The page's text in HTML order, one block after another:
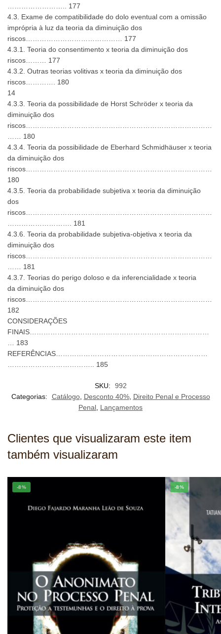
…………………….. 177
4.3. Exame de compatibilidade do dolo eventual com a omissão
imprópria à luz da teoria da diminuição dos
riscos…………………………………… 177
4.3.1. Teoria do consentimento x teoria da diminuição dos
riscos……… 177
4.3.2. Outras teorias volitivas x teoria da diminuição dos
riscos…………. 180
14
4.3.3. Teoria da possibilidade de Horst Schröder x teoria da
diminuição dos
riscos………………………………………………………………………
…… 180
4.3.4. Teoria da possibilidade de Eberhard Schmidhäuser x teoria
da diminuição dos
riscos………………………………………………………………………
180
4.3.5. Teoria da probabilidade subjetiva x teoria da diminuição
dos
riscos………………………………………………………………………
………………………. 181
4.3.6. Teoria da probabilidade subjetiva-objetiva x teoria da
diminuição dos
riscos………………………………………………………………………
…… 181
4.3.7. Teorias do perigo doloso e da inferencialidade x teoria
da diminuição dos
riscos………………………………………………………………………
182
CONSIDERAÇÕES
FINAIS……………………………………………………………………
… 183
REFERÊNCIAS…………………………………………………………
……………………………….. 185
SKU:
992
Categorias:
Catálogo, Desconto 40%, Direito Penal e Processo
Penal Lançamentos
Clientes que visualizaram este item
também visualizaram
-8% -8%